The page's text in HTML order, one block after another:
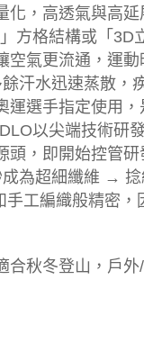
化，高透氣與高延
方格結構或「3D
氣更流通，運
汗水迅速蒸散，
選手指定使用
以尖端技術研
，即開始控管研
成為超細纖維 →
工編織般精密，
秋冬登山，戶外